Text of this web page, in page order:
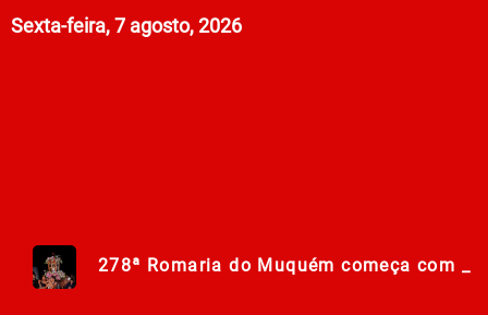
Sexta-feira, 7 agosto, 2026
278ª Romaria do Muquém começa com
Centro Municipal de Apoio aos Romeiros
Polícia Militar de Goiás comemora 168
Campanha Nacional de Multivacinação já